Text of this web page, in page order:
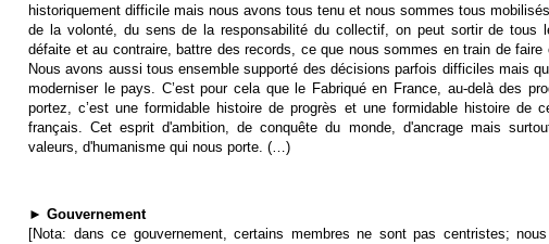
historiquement difficile mais nous avons tous tenu et nous sommes tous
de la volonté, du sens de la responsabilité du collectif, on peut sortir de tous
défaite et au contraire, battre des records, ce que nous sommes en train de faire
Nous avons aussi tous ensemble supporté des décisions parfois difficiles mais
moderniser le pays. C’est pour cela que le Fabriqué en France, au-delà des
portez, c’est une formidable histoire de progrès et une formidable histoire de
français. Cet esprit d'ambition, de conquête du monde, d'ancrage mais
valeurs, d'humanisme qui nous porte. (…)
► Gouvernement
[Nota: dans ce gouvernement, certains membres ne sont pas centristes;